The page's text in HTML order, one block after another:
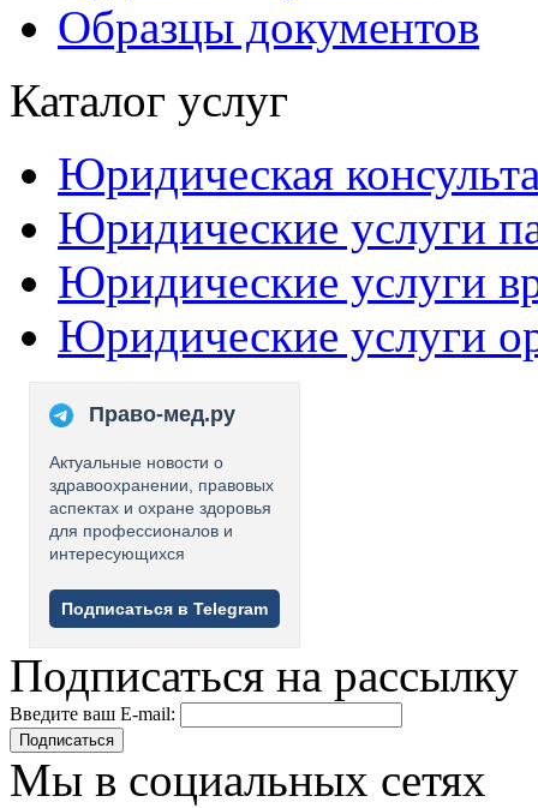
Образцы документов
Каталог услуг
Юридическая
Юридические услуги
Юридические услуги
Юридические услуги
Право-мед.ру
Актуальные новости о
здравоохранении, правовых
аспектах и охране здоровья
для профессионалов и
интересующихся
Подписаться в Telegram
Подписаться на рассылку
Введите ваш E-mail:
Подписаться
Мы в социальных сетях